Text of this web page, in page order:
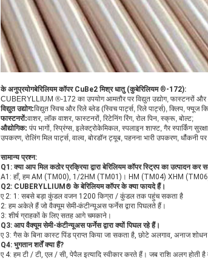
के अनुप्रयोगबेरिलियम कॉपर CuBe2 मिश्र धातु (कुबेरिलियम®-172):
CUBERYLLIUM ®-172 का उपयोग आमतौर पर विद्युत उद्योग, फास्टनरों और
विद्युत उद्योग:विद्युत स्विच और रिले ब्लेड (स्विच पार्ट्स, रिले पार्ट्स), क्लिप,
फास्टनरों:वाशर, लॉक वाशर, फास्टनरों, रिटेनिंग रिंग, रोल पिन, स्क्रू, बोल्ट;
औद्योगिक: पंप भागों, स्प्रिंग्स, इलेक्ट्रोकेमिकल, स्पलाइन शाफ्ट, गैर स्पार्किंग
उपकरण, रोलिंग मिल पार्ट्स, वाल्व, बोरडॉन ट्यूब, पहनना भारी उपकरण, धौंकनी
सामान्य प्रश्न:
Q1: क्या आप मिल कठोर प्रक्रिया द्वारा बेरिलियम कॉपर स्ट्रिप का उत्पादन कर
A1: हाँ, हम AM (TM00), 1/2HM (TM01)। HM (TM04) XHM
Q2: CUBERYLLIUM® के बेरिलियम कॉपर के क्या फायदे हैं।
ए 2: 1: सबसे बड़ा कुंडल वजन 1200 किग्रा / कुंडल तक पहुंच सकता है
2: हम अकेले हैं जो वैक्यूम सेमी-कंटीन्यूअस फर्नेस द्वारा पिघलते हैं।
3: शीर्ष ग्राहकों के लिए सतह आगे चमकाने।
Q3: आप वैक्यूम सेमी-कंटीन्यूअस फर्नेस द्वारा क्यों पिघल रहे हैं।
ए 3: गैस के बिना कास्ट पिंड प्राप्त किया जा सकता है, छोटे अलगाव, अनाज शोधन
Q4: भुगतान शर्तें क्या हैं?
ए 4: हम टी / टी, एल / सी, पेपैल इत्यादि स्वीकार करते हैं। जब राशि अलग होती